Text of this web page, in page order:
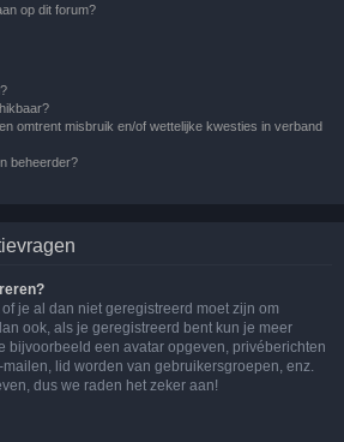
op dit forum?
omtrent misbruik en/of wettelijke kwesties in verband
beheerder?
je al dan niet geregistreerd moet zijn om
ook, als je geregistreerd bent kun je meer
bijvoorbeeld een avatar opgeven, privéberichten
lid worden van gebruikersgroepen, enz.
dus we raden het zeker aan!